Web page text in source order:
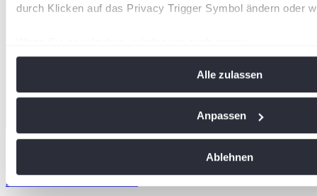
durch Klicken auf das Privacy Trigger Symbol ändern oder
Ihr Gerät durch aktives Scannen nach bestimmten
Erfahren Sie mehr darüber, wie Ihre persönlichen Daten
Alle zulassen
Anpassen
Ablehnen
16/07/2026
Hamburg Ladies & Gents Cup: Aufruf für
interessierte Ballkinder